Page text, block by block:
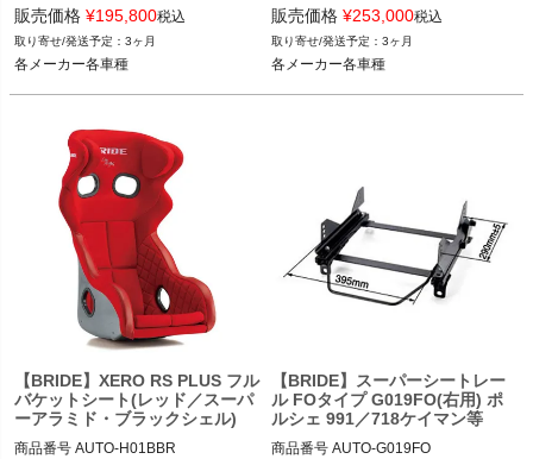
レッド品番：H01AAF
各メーカー各車種
販売価格 ¥195,800税込
3ヶ月
各メーカー各車種
ブラック品番：H01AAR
各メーカー各車種
販売価格 ¥253,000税込
3ヶ月
各メーカー各車種
【BRIDE】XERO RS PLUS フル
バケットシート(レッド／スーパ
ーアラミド・ブラックシェル)
商品番号 AUTO-H01BBR
【BRIDE】スーパーシートレー
ル FOタイプ G019FO(右用) ポ
ルシェ 991／718ケイマン等
商品番号 AUTO-G019FO